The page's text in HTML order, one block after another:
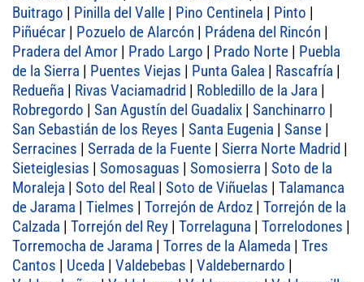
Buitrago | Pinilla del Valle | Pino Centinela | Pinto |
Piñuécar | Pozuelo de Alarcón | Prádena del Rincón |
Pradera del Amor | Prado Largo | Prado Norte | Puebla
de la Sierra | Puentes Viejas | Punta Galea | Rascafría |
Redueña | Rivas Vaciamadrid | Robledillo de la Jara |
Robregordo | San Agustín del Guadalix | Sanchinarro |
San Sebastián de los Reyes | Santa Eugenia | Sanse |
Serracines | Serrada de la Fuente | Sierra Norte Madrid |
Sieteiglesias | Somosaguas | Somosierra | Soto de la
Moraleja | Soto del Real | Soto de Viñuelas | Talamanca
de Jarama | Tielmes | Torrejón de Ardoz | Torrejón de la
Calzada | Torrejón del Rey | Torrelaguna | Torrelodones |
Torremocha de Jarama | Torres de la Alameda | Tres
Cantos | Uceda | Valdebebas | Valdebernardo |